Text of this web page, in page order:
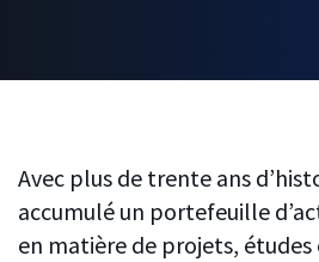
Avec plus de trente ans
accumulé un portefeuille
en matière de projets, études